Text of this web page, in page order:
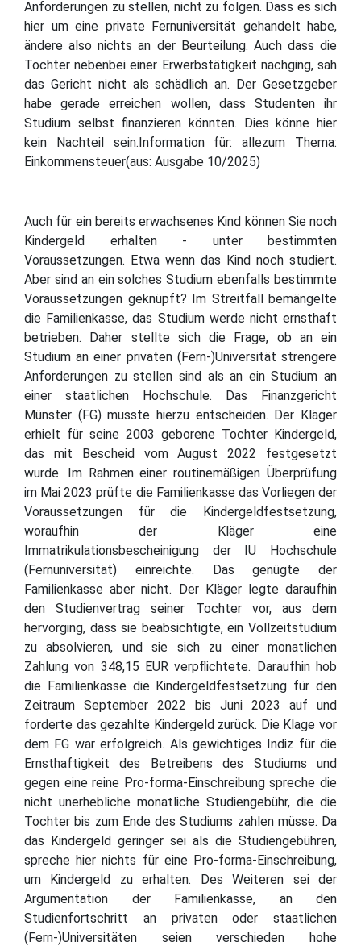
Anforderungen zu stellen, nicht zu folgen. Dass es sich
hier um eine private Fernuniversität gehandelt habe,
ändere also nichts an der Beurteilung. Auch dass die
Tochter nebenbei einer Erwerbstätigkeit nachging, sah
das Gericht nicht als schädlich an. Der Gesetzgeber
habe gerade erreichen wollen, dass Studenten ihr
Studium selbst finanzieren könnten. Dies könne hier
kein Nachteil sein.Information für: allezum Thema:
Einkommensteuer(aus: Ausgabe 10/2025)
Auch für ein bereits erwachsenes Kind können Sie noch
Kindergeld erhalten - unter bestimmten
Voraussetzungen. Etwa wenn das Kind noch studiert.
Aber sind an ein solches Studium ebenfalls bestimmte
Voraussetzungen geknüpft? Im Streitfall bemängelte
die Familienkasse, das Studium werde nicht ernsthaft
betrieben. Daher stellte sich die Frage, ob an ein
Studium an einer privaten (Fern-)Universität strengere
Anforderungen zu stellen sind als an ein Studium an
einer staatlichen Hochschule. Das Finanzgericht
Münster (FG) musste hierzu entscheiden. Der Kläger
erhielt für seine 2003 geborene Tochter Kindergeld,
das mit Bescheid vom August 2022 festgesetzt
wurde. Im Rahmen einer routinemäßigen Überprüfung
im Mai 2023 prüfte die Familienkasse das Vorliegen der
Voraussetzungen für die Kindergeldfestsetzung,
woraufhin der Kläger eine
Immatrikulationsbescheinigung der IU Hochschule
(Fernuniversität) einreichte. Das genügte der
Familienkasse aber nicht. Der Kläger legte daraufhin
den Studienvertrag seiner Tochter vor, aus dem
hervorging, dass sie beabsichtigte, ein Vollzeitstudium
zu absolvieren, und sie sich zu einer monatlichen
Zahlung von 348,15 EUR verpflichtete. Daraufhin hob
die Familienkasse die Kindergeldfestsetzung für den
Zeitraum September 2022 bis Juni 2023 auf und
forderte das gezahlte Kindergeld zurück. Die Klage vor
dem FG war erfolgreich. Als gewichtiges Indiz für die
Ernsthaftigkeit des Betreibens des Studiums und
gegen eine reine Pro-forma-Einschreibung spreche die
nicht unerhebliche monatliche Studiengebühr, die die
Tochter bis zum Ende des Studiums zahlen müsse. Da
das Kindergeld geringer sei als die Studiengebühren,
spreche hier nichts für eine Pro-forma-Einschreibung,
um Kindergeld zu erhalten. Des Weiteren sei der
Argumentation der Familienkasse, an den
Studienfortschritt an privaten oder staatlichen
(Fern-)Universitäten seien verschieden hohe